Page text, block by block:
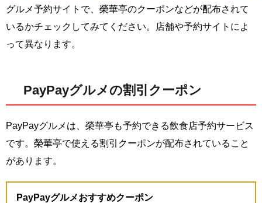
グルメ予約サイトで、榮華亭のクーポンなどが配布されて
いるかチェックしてみてください。店舗や予約サイトによ
って異なります。
PayPayグルメの割引クーポン
PayPayグルメは、榮華亭も予約できる飲食店予約サービス
です。榮華亭で使える割引クーポンが配布されていること
があります。
PayPayグルメおすすめクーポン